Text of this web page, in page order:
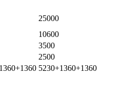
25000
10600
3500
2500
5230+1360+1360